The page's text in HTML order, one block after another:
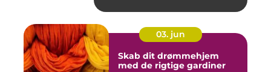
03. jun
Skab dit drømmehjem
med de rigtige gardiner